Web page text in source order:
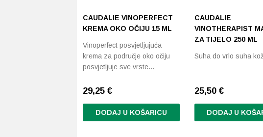
CAUDALIE VINOPERFECT
KREMA OKO OČIJU 15 ML
Vinoperfect posvjetljujuća
krema za područje oko očiju
posvjetljuje sve vrste…
29,25 €
DODAJ U KOŠARICU
CAUDALIE
VINOTHERAPIST
ZA TIJELO 250 ML
Suha do vrlo suha
25,50 €
DODAJ U